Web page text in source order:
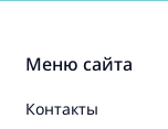
Меню сайта
Контакты